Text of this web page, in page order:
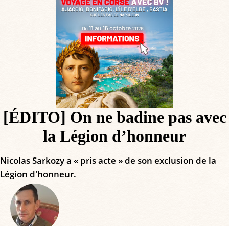
[ÉDITO] On ne badine pas avec
la Légion d’honneur
Nicolas Sarkozy a « pris acte » de son exclusion de la
Légion d'honneur.